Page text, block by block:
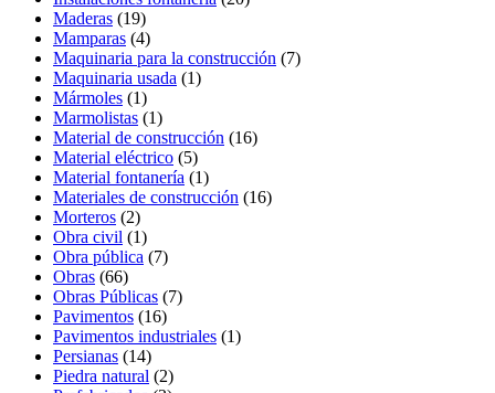
Maderas (19)
Mamparas (4)
Maquinaria para la construcción (7)
Maquinaria usada (1)
Mármoles (1)
Marmolistas (1)
Material de construcción (16)
Material eléctrico (5)
Material fontanería (1)
Materiales de construcción (16)
Morteros (2)
Obra civil (1)
Obra pública (7)
Obras (66)
Obras Públicas (7)
Pavimentos (16)
Pavimentos industriales (1)
Persianas (14)
Piedra natural (2)